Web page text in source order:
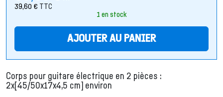
39,60 € TTC
1 en stock
AJOUTER AU PANIER
Corps pour guitare électrique en 2 pièces :
2x[45/50x17x4,5 cm] environ